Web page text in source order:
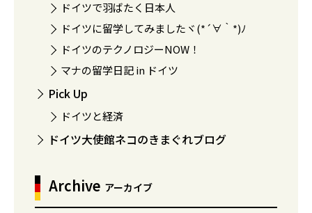
ドイツで羽ばたく日本人
ドイツに留学してみましたヾ(*´∀｀*)ﾉ
ドイツのテクノロジーNOW！
マナの留学日記 in ドイツ
Pick Up
ドイツと経済
ドイツ大使館ネコのきまぐれブログ
Archive アーカイブ